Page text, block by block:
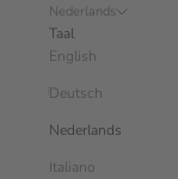
Nederlands
Taal
English
Deutsch
Nederlands
Italiano